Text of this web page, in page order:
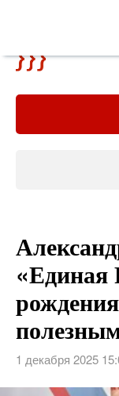
«Единая
1 декабря 2025